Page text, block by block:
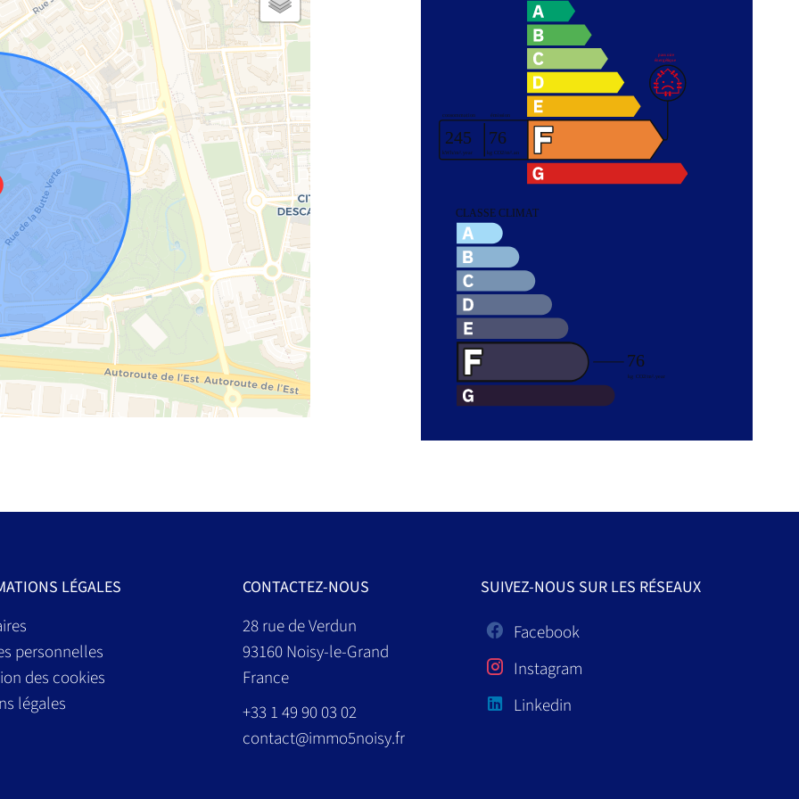
LÉGALES
personnelles
des cookies
légales
CONTACTEZ-NOUS
28 rue de Verdun
93160Noisy-le-Grand
France
+33 1 49 90 03 02
contact@immo5noisy.fr
SUIVEZ-NOUS SUR LES RÉSEAUX
Facebook
Instagram
Linkedin